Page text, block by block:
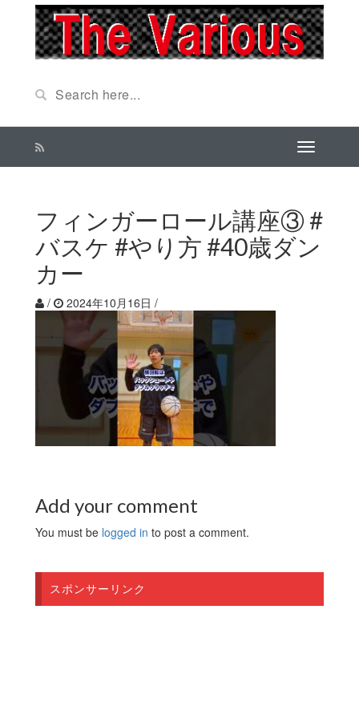
フィンガーロール講座③ #
バスケ #やり方 #40歳ダン
カー
/ 2024年10月16日 /
Add your comment
You must be logged in to post a comment.
スポンサーリンク